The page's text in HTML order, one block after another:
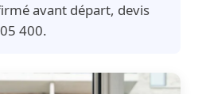
avant départ, devis
400.